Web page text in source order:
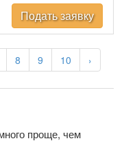
8 9 10 ›
Подать заявку
проще, чем